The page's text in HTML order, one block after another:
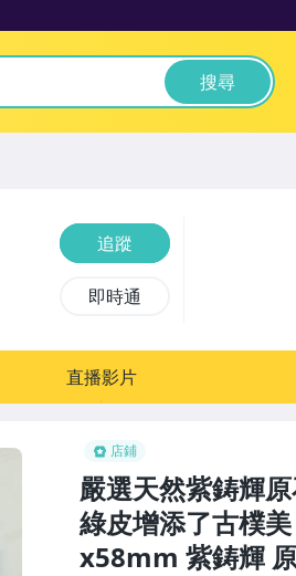
搜尋
店鋪
嚴選天然紫鋳輝
綠皮增添了古樸
x58mm 紫鋳輝
追蹤
即時通
直播影片